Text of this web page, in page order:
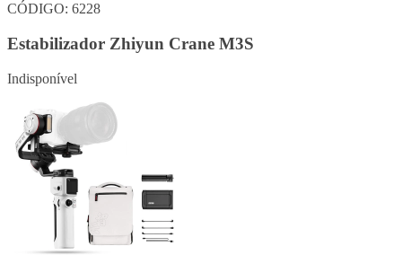
CÓDIGO: 6228
Estabilizador Zhiyun Crane M3S
Indisponível